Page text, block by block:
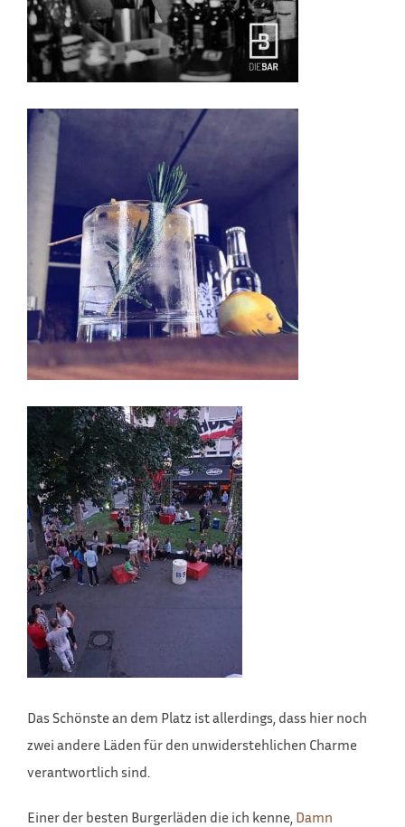
Das Schönste an dem Platz ist allerdings, dass hier noch
zwei andere Läden für den unwiderstehlichen Charme
verantwortlich sind.
Einer der besten Burgerläden die ich kenne, Damn